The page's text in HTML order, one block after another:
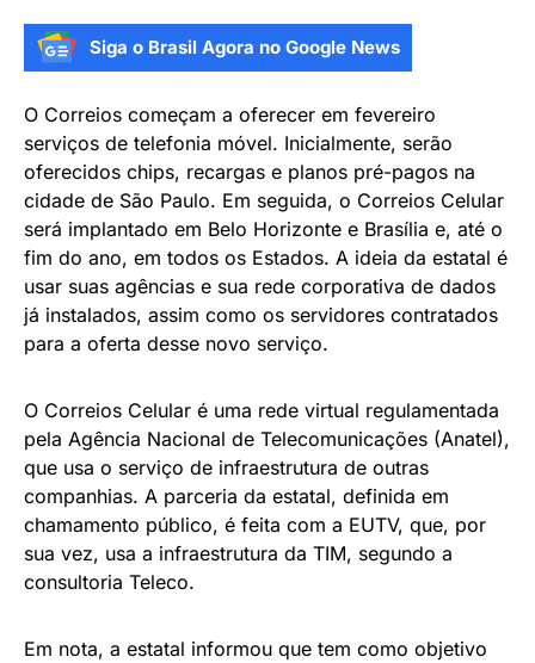
Siga o Brasil Agora no Google News
O Correios começam a oferecer em fevereiro
serviços de telefonia móvel. Inicialmente, serão
oferecidos chips, recargas e planos pré-pagos na
cidade de São Paulo. Em seguida, o Correios Celular
será implantado em Belo Horizonte e Brasília e, até o
fim do ano, em todos os Estados. A ideia da estatal é
usar suas agências e sua rede corporativa de dados
já instalados, assim como os servidores contratados
para a oferta desse novo serviço.
O Correios Celular é uma rede virtual regulamentada
pela Agência Nacional de Telecomunicações (Anatel),
que usa o serviço de infraestrutura de outras
companhias. A parceria da estatal, definida em
chamamento público, é feita com a EUTV, que, por
sua vez, usa a infraestrutura da TIM, segundo a
consultoria Teleco.
Em nota, a estatal informou que tem como objetivo